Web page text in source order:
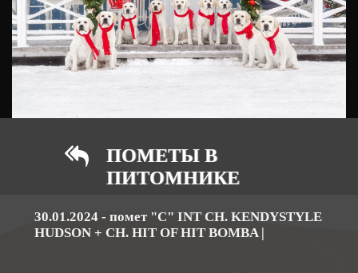
ПОМЕТЫ В
ПИТОМНИКЕ
30.01.2024 - помет "C" INT CH. KENDYSTYLE
HUDSON + CH. HIT OF HIT BOMBA |